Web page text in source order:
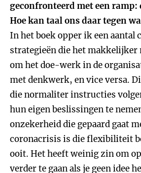
geconfronteerd met een ramp:
Hoe kan taal ons daar tegen
In het boek opper ik een
strategieën die het makkelijker
om het doe-werk in de
met denkwerk, en vice versa.
die normaliter instructies
hun eigen beslissingen te
onzekerheid die gepaard gaat
coronacrisis is die flexibiliteit
ooit. Het heeft weinig zin om
verder te gaan als je geen idee